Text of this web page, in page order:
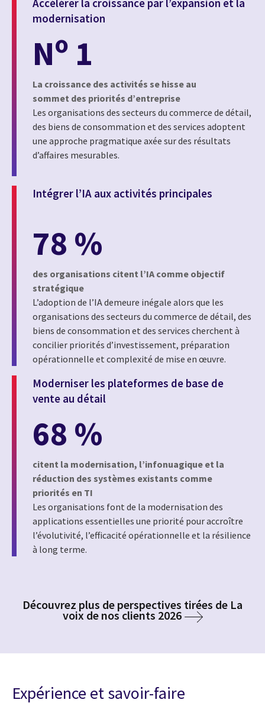
Accélérer la croissance par l’expansion et la
modernisation
No 1
La croissance des activités se hisse au
sommet des priorités d’entreprise
Les organisations des secteurs du commerce de détail,
des biens de consommation et des services adoptent
une approche pragmatique axée sur des résultats
d’affaires mesurables.
Intégrer l’IA aux activités principales
78 %
des organisations citent l’IA comme objectif
stratégique
L’adoption de l’IA demeure inégale alors que les
organisations des secteurs du commerce de détail, des
biens de consommation et des services cherchent à
concilier priorités d’investissement, préparation
opérationnelle et complexité de mise en œuvre.
Moderniser les plateformes de base de
vente au détail
68 %
citent la modernisation, l’infonuagique et la
réduction des systèmes existants comme
priorités en TI
Les organisations font de la modernisation des
applications essentielles une priorité pour accroître
l’évolutivité, l’efficacité opérationnelle et la résilience
à long terme.
Découvrez plus de perspectives tirées de La
voix de nos clients 2026
Expérience et savoir-faire